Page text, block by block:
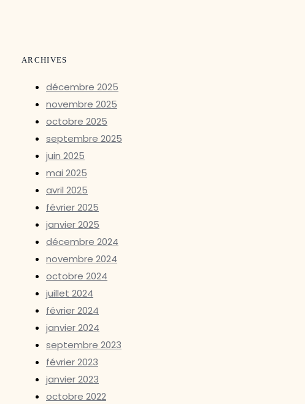
ARCHIVES
décembre 2025
novembre 2025
octobre 2025
septembre 2025
juin 2025
mai 2025
avril 2025
février 2025
janvier 2025
décembre 2024
novembre 2024
octobre 2024
juillet 2024
février 2024
janvier 2024
septembre 2023
février 2023
janvier 2023
octobre 2022